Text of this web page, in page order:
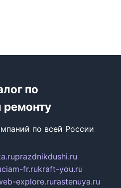
по
ремонту
по всей России
prazdnikdushi.ru
ciam-fr.rukraft-you.ru
explore.rurastenuya.ru